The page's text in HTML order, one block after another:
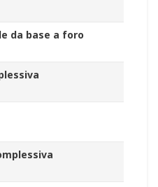
da base a foro